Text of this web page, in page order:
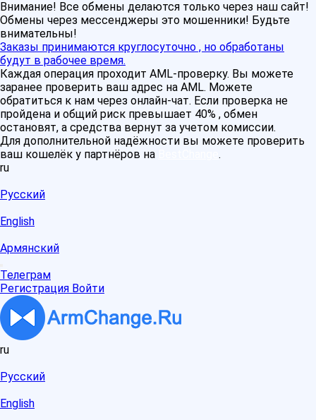
Внимание! Все обмены делаются только через наш сайт!
Обмены через мессенджеры это мошенники! Будьте
внимательны!
Заказы принимаются круглосуточно , но обработаны
будут в рабочее время.
Каждая операция проходит AML-проверку. Вы можете
заранее проверить ваш адрес на AML. Можете
обратиться к нам через онлайн-чат. Если проверка не
пройдена и общий риск превышает 40% , обмен
остановят, а средства вернут за учетом комиссии.
Для дополнительной надёжности вы можете проверить
ваш кошелёк у партнёров на
.
ru
Русский
English
Армянский
Телеграм
Регистрация Войти
ru
Русский
English